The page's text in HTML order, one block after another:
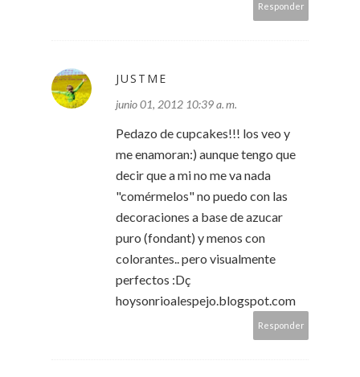
Responder
JUSTME
junio 01, 2012 10:39 a. m.
Pedazo de cupcakes!!! los veo y
me enamoran:) aunque tengo que
decir que a mi no me va nada
"comérmelos" no puedo con las
decoraciones a base de azucar
puro (fondant) y menos con
colorantes.. pero visualmente
perfectos :Dç
hoysonrioalespejo.blogspot.com
Responder